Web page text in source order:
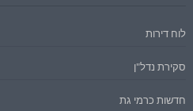
לוח דירות
סקירת נדל"ן
חדשות כרמי גת